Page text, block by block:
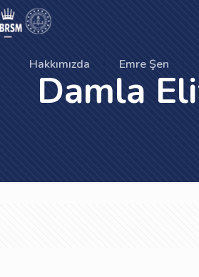
Hakkımızda Emre Şen
Damla